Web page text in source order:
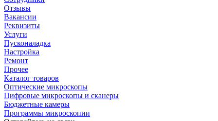
Отзывы
Вакансии
Реквизиты
Услуги
Пусконаладка
Настройка
Ремонт
Прочее
Каталог товаров
Оптические микроскопы
Цифровые микроскопы и сканеры
Бюджетные камеры
Программы микроскопии